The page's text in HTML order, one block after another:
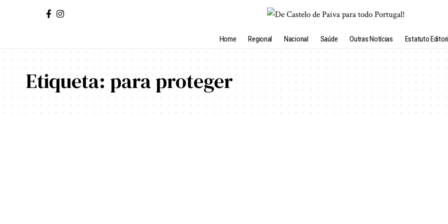
Home Regional Nacional Saúde Outras Notícias Estatuto
Etiqueta:para proteger